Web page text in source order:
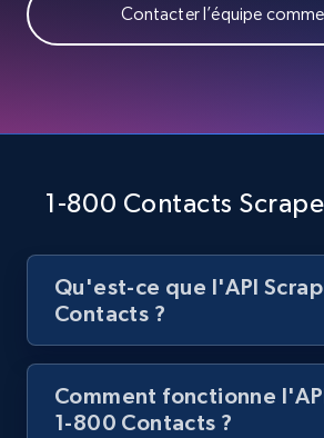
products using specified
URL, Product id, Title, Images, Final
Currency, Discount, Initial price,
1.1K+ 149+
Contacter l’équipe
1-800 Contacts
Qu'est-ce que l'API
Contacts ?
Comment fonctionne
1-800 Contacts ?